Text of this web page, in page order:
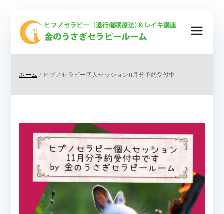
う
さ
ぎ
セ
ラ
セラピ
療法）
キ講
座
＆ ク
リスタ
ルヒー
リング
ホーム ヒプノセラピー個人セッション11月分予約受付中